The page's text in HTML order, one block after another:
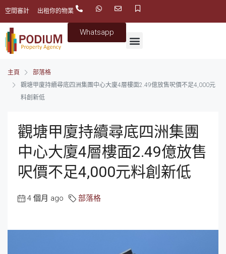
空間審計 出租你的物業
Whatsapp
主頁
部落格
觀塘甲廈持續尋底四洲集團中心大廈4層樓面2.49億放售呎價不足4,000元
料創新低
觀塘甲廈持續尋底四洲集團
中心大廈4層樓面2.49億放售
呎價不足4,000元料創新低
4 個月 ago 部落格